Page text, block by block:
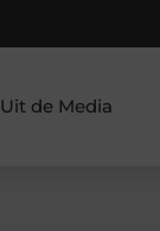
Uit de Media